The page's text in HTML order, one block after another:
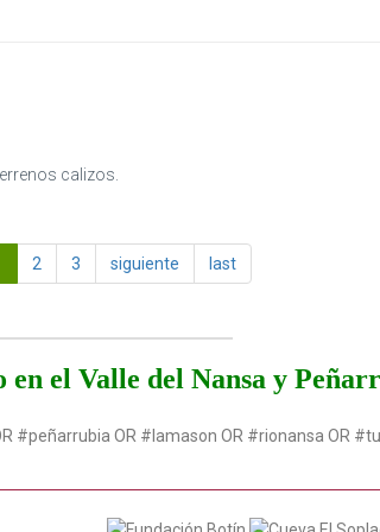
calizos.
2 3 siguiente last
en el Valle del Nansa y
#peñarrubia OR #lamason OR #rionansa OR